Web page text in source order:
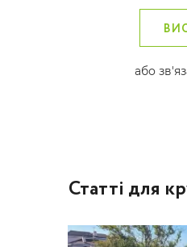
або
Статті для